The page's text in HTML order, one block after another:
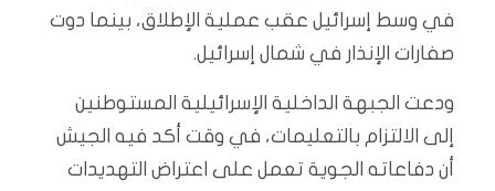
في وسط إسرائيل عقب عملية الإطلاق، بينما دوت
صفارات الإنذار في شمال إسرائيل.
ودعت الجبهة الداخلية الإسرائيلية المستوطنين
إلى الالتزام بالتعليمات، في وقت أكد فيه الجيش
أن دفاعاته الجوية تعمل على اعتراض التهديدات